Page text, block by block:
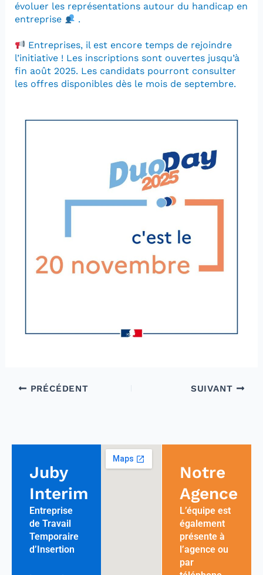
évoluer les représentations autour du handicap en
entreprise
.
Entreprises, il est encore temps de rejoindre
l’initiative ! Les inscriptions sont ouvertes jusqu’à
fin août 2025. Les candidats pourront consulter
les offres disponibles dès le mois de septembre.
PRÉCÉDENT SUIVANT
Juby
Interim
Entreprise
de Travail
Temporaire
d’Insertion
Notre
Agence
L’équipe est
également
présente à
l’agence ou
par